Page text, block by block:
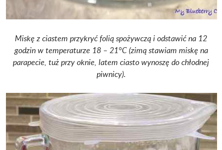
Miskę z ciastem przykryć folią spożywczą i odstawić na 12
godzin w temperaturze 18 – 21°C (zimą stawiam miskę na
parapecie, tuż przy oknie, latem ciasto wynoszę do chłodnej
piwnicy).